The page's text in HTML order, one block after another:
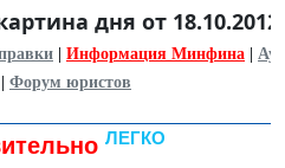
дня от 18.10.2012
| Информация Минфина |
| Форум юристов
ЛЕГКО